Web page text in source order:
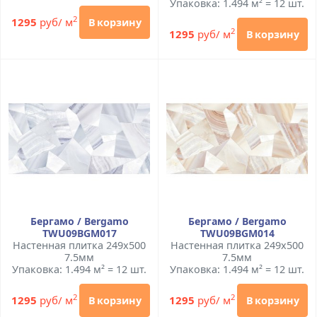
1295 руб/ м2 В корзину
Упаковка: 1.494 м² = 12 шт.
1295 руб/ м2 В корзину
Бергамо / Bergamo
TWU09BGM017
Настенная плитка 249x500
7.5мм
Упаковка: 1.494 м² = 12 шт.
1295 руб/ м2 В корзину
Бергамо / Bergamo
TWU09BGM014
Настенная плитка 249x500
7.5мм
Упаковка: 1.494 м² = 12 шт.
1295 руб/ м2 В корзину